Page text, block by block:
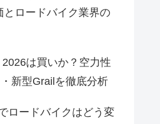
とロードバイク業界の
は買いか？空力性
新型Grailを徹底分析
ロードバイクはどう変